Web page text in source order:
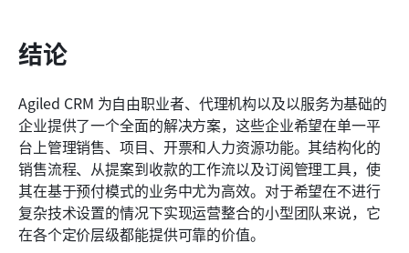
结论
Agiled CRM 为自由职业者、代理机构以及以服务为基础的
企业提供了一个全面的解决方案，这些企业希望在单一平
台上管理销售、项目、开票和人力资源功能。其结构化的
销售流程、从提案到收款的工作流以及订阅管理工具，使
其在基于预付模式的业务中尤为高效。对于希望在不进行
复杂技术设置的情况下实现运营整合的小型团队来说，它
在各个定价层级都能提供可靠的价值。